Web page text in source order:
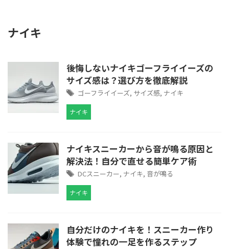
ナイキ
後悔しないナイキゴーフライイーズの
サイズ感は？選び方を徹底解説
ゴーフライイーズ, サイズ感, ナイキ
ナイキ
ナイキスニーカーから音が鳴る原因と
解決法！自分で直せる簡単ケア術
DCスニーカー, ナイキ, 音が鳴る
ナイキ
自分だけのナイキを！スニーカー作り
体験で憧れの一足を作るステップ